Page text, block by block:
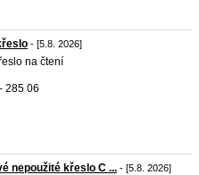
- [5.8. 2026]
na čtení
285 06
nepoužité křeslo C ... - [5.8. 2026]